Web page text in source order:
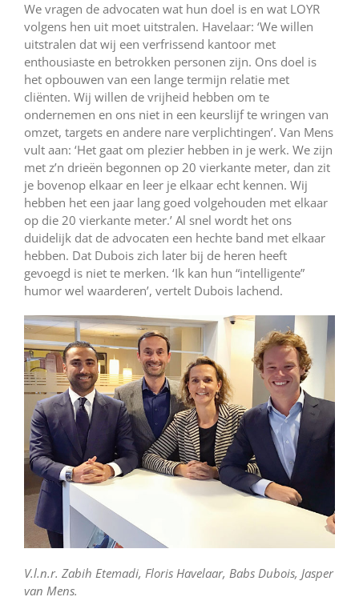
We vragen de advocaten wat hun doel is en wat LOYR
volgens hen uit moet uitstralen. Havelaar: ‘We willen
uitstralen dat wij een verfrissend kantoor met
enthousiaste en betrokken personen zijn. Ons doel is
het opbouwen van een lange termijn relatie met
cliënten. Wij willen de vrijheid hebben om te
ondernemen en ons niet in een keurslijf te wringen van
omzet, targets en andere nare verplichtingen’. Van Mens
vult aan: ‘Het gaat om plezier hebben in je werk. We zijn
met z’n drieën begonnen op 20 vierkante meter, dan zit
je bovenop elkaar en leer je elkaar echt kennen. Wij
hebben het een jaar lang goed volgehouden met elkaar
op die 20 vierkante meter.’ Al snel wordt het ons
duidelijk dat de advocaten een hechte band met elkaar
hebben. Dat Dubois zich later bij de heren heeft
gevoegd is niet te merken. ‘Ik kan hun “intelligente”
humor wel waarderen’, vertelt Dubois lachend.
V.l.n.r. Zabih Etemadi, Floris Havelaar, Babs Dubois, Jasper
van Mens.